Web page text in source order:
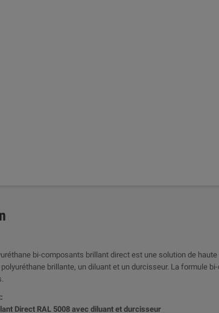
bi-composants brillant direct est une solution de
brillante, un diluant et un durcisseur. La formule
Direct RAL 5008 avec diluant et durcisseur